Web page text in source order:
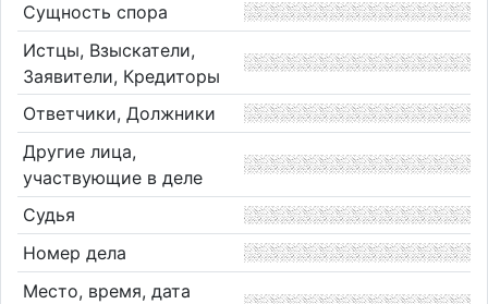
Сущность спора
Истцы, Взыскатели,
Заявители, Кредиторы
Ответчики, Должники
Другие лица,
участвующие в деле
Судья
Номер дела
Место, время, дата